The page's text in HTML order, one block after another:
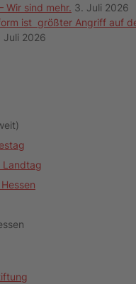
Wir sind mehr. 3. Juli 2026
ist größter Angriff auf
Juli 2026
Landtag